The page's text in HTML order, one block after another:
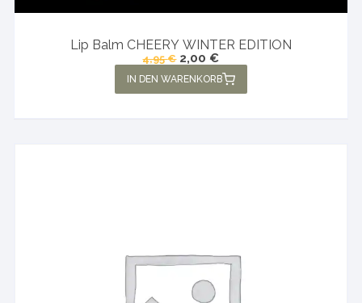
Lip Balm CHEERY WINTER EDITION
4,95€ Ursprünglicher
Preis
war:
4,95 €
2,00 €Aktueller
Preis
ist:
2,00 €.
IN DEN WARENKORB